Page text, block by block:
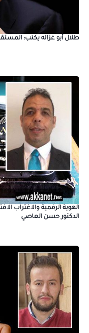
طلال أبو غزاله يكتب:
الهوية الرقمية والاغتراب
الدكتور حسن العاصي